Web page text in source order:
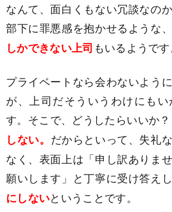
なんて、面白くもない冗談なの
部下に罪悪感を抱かせるような
しかできない上司 もいるようです
プライベートなら会わないよう
が、上司だそういうわけにも
す。そこで、どうしたらいいか？
しない。 だからといって、失礼
なく、表面上は「申し訳ありま
願いします」と丁寧に受け答え
にしないということです。